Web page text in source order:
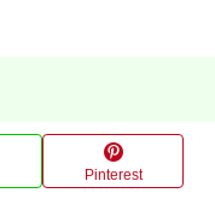
Pinterest